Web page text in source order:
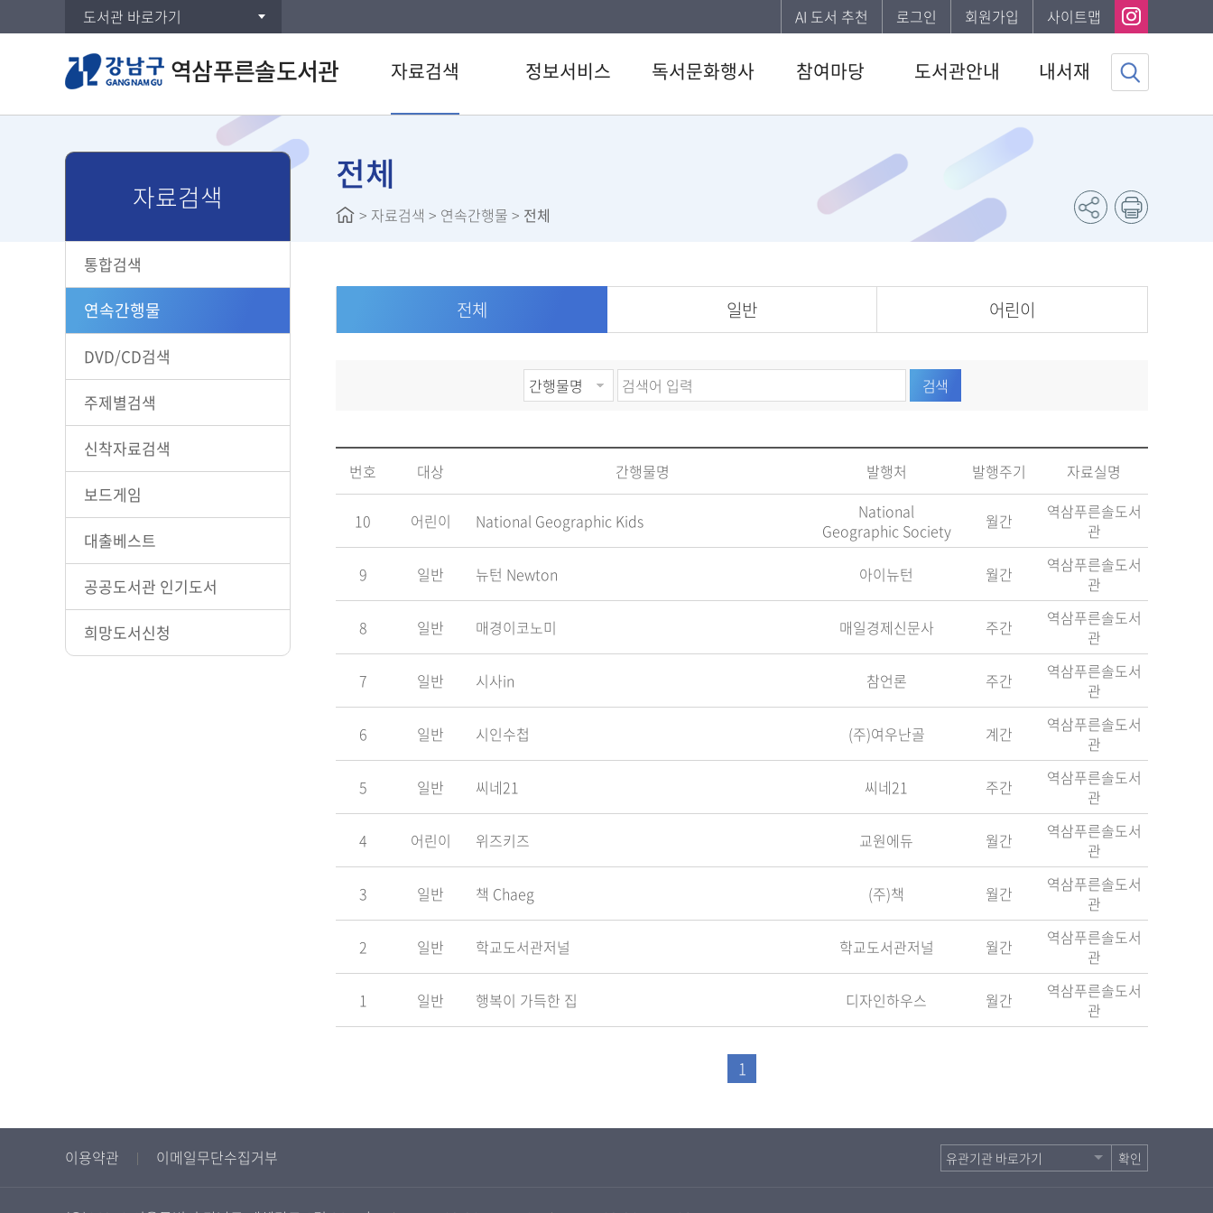
도서관 바로가기 AI 도서 추천 로그인 회원가입 사이트맵
역삼푸른솔도서관 자료검색
연속간행물
DVD/CD검색
주제별검색
공공도서관 인기도서
정보서비스
전자도서관
원문정보서비스
북큐레이션
독서문화행사 참여마당
이용자게시판
신청서비스
도서관안내
이용안내
내서재
기본정보
관심자료목록
나의신청정보
자료검색
통합검색
연속간행물
DVD/CD검색
주제별검색
신착자료검색
보드게임
대출베스트
공공도서관 인기도서
희망도서신청
전체
> 자료검색 > 연속간행물 > 전체
전체 일반 어린이
검색
번호 대상 간행물명 발행처 발행주기 자료실명
10 어린이 National Geographic Kids
National
Geographic Society
월간
역삼푸른솔도서
관
9
일반 뉴턴 Newton 아이뉴턴 월간
역삼푸른솔도서
관
8
일반 매경이코노미 매일경제신문사 주간
역삼푸른솔도서
관
7
일반 시사in 참언론 주간
역삼푸른솔도서
관
6
일반 시인수첩 (주)여우난골 계간
역삼푸른솔도서
관
5
일반 씨네21 씨네21 주간
역삼푸른솔도서
관
4
어린이 위즈키즈 교원에듀 월간
역삼푸른솔도서
관
3
일반 책 Chaeg (주)책 월간
역삼푸른솔도서
관
2
일반 학교도서관저널 학교도서관저널 월간
역삼푸른솔도서
관
1
일반 행복이 가득한 집 디자인하우스 월간
역삼푸른솔도서
관
1
이용약관 이메일무단수집거부 확인